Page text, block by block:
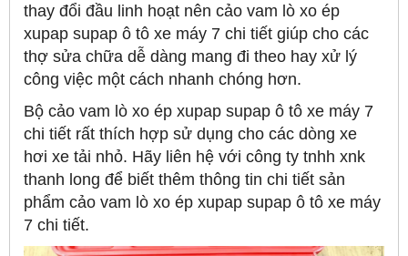
thay đổi đầu linh hoạt nên cảo vam lò xo ép
xupap supap ô tô xe máy 7 chi tiết giúp cho các
thợ sửa chữa dễ dàng mang đi theo hay xử lý
công việc một cách nhanh chóng hơn.
Bộ cảo vam lò xo ép xupap supap ô tô xe máy 7
chi tiết rất thích hợp sử dụng cho các dòng xe
hơi xe tải nhỏ. Hãy liên hệ với công ty tnhh xnk
thanh long để biết thêm thông tin chi tiết sản
phẩm cảo vam lò xo ép xupap supap ô tô xe máy
7 chi tiết.